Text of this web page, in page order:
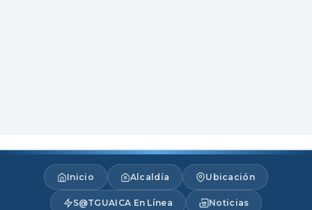
Inicio Alcaldía Ubicación
S@TGUAICA En Línea Noticias